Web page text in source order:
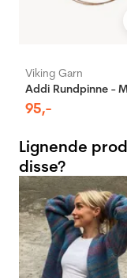
Viking Garn
95,-
Lignende
disse?